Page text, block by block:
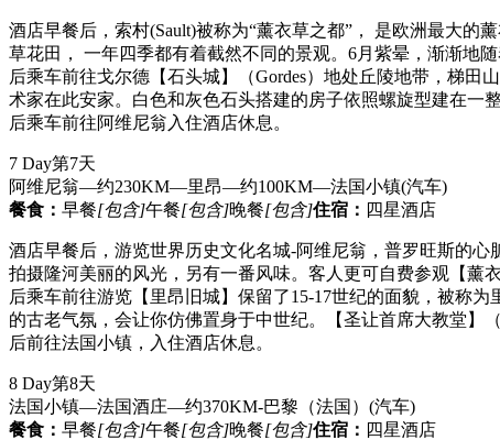
酒店早餐后，索村(Sault)被称为“薰衣草之都”， 是欧洲最大
草花田， 一年四季都有着截然不同的景观。6月紫晕，渐渐地
后乘车前往戈尔德【石头城】（Gordes）地处丘陵地带，梯
术家在此安家。白色和灰色石头搭建的房子依照螺旋型建在一
后乘车前往阿维尼翁入住酒店休息。
7 Day第7天
阿维尼翁—约230KM—里昂—约100KM—法国小镇(汽车)
餐食： 早餐[包含]午餐[包含]晚餐[包含]住宿： 四星酒店
酒店早餐后，游览世界历史文化名城-阿维尼翁，普罗旺斯的
拍摄隆河美丽的风光，另有一番风味。客人更可自费参观【薰
后乘车前往游览【里昂旧城】保留了15-17世纪的面貌，被称
的古老气氛，会让你仿佛置身于中世纪。【圣让首席大教堂】
后前往法国小镇，入住酒店休息。
8 Day第8天
法国小镇—法国酒庄—约370KM-巴黎（法国） (汽车)
餐食： 早餐[包含]午餐[包含]晚餐[包含]住宿： 四星酒店